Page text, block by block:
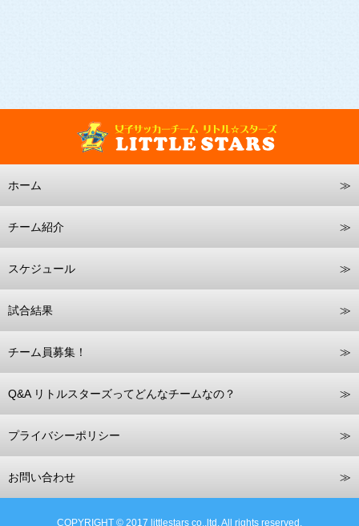
ホーム
チーム紹介
スケジュール
試合結果
チーム員募集！
Q&A リトルスターズってどんなチームなの？
プライバシーポリシー
お問い合わせ
COPYRIGHT © 2017 littlestars co.,ltd. All rights reserved.